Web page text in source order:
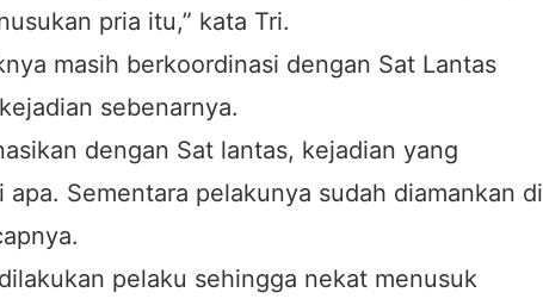
pria itu,” kata Tri.
masih berkoordinasi dengan Sat Lantas
sebenarnya.
dengan Sat lantas, kejadian yang
Sementara pelakunya sudah diamankan di
pelaku sehingga nekat menusuk